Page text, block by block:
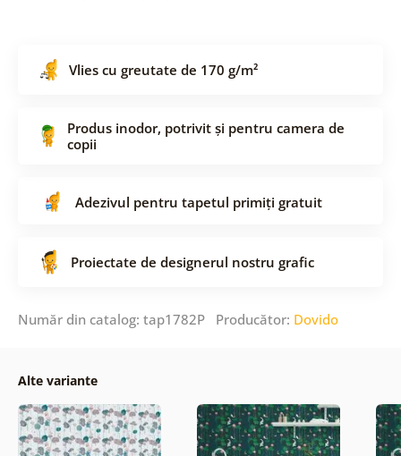
Vlies cu greutate de 170 g/m²
Produs inodor, potrivit și pentru camera de
copii
Adezivul pentru tapetul primiți gratuit
Proiectate de designerul nostru grafic
Număr din catalog: tap1782P Producător: Dovido
Alte variante